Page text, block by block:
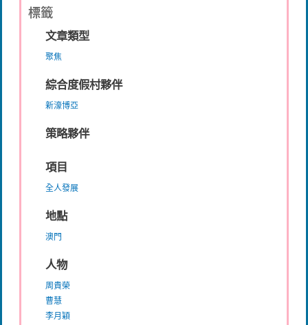
標籤
文章類型
聚焦
綜合度假村夥伴
新濠博亞
策略夥伴
項目
全人發展
地點
澳門
人物
周貴榮
曹慧
李月穎